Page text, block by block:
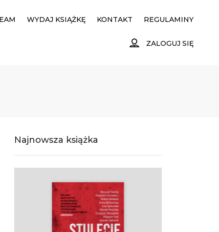
WYDAJ KSIĄŻKĘ KONTAKT REGULAMINY
ZALOGUJ SIĘ
Najnowsza książka